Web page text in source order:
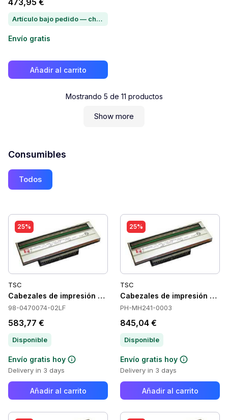
473,95 €
Artículo bajo pedido — chatea para conocer el plazo de entrega
Envío gratis
Añadir al carrito
Mostrando 5 de 11 productos
Show more
Consumibles
Todos
25%
TSC
Cabezales de impresión TSC 98-0470074-02LF
98-0470074-02LF
583,77 €
Disponible
Envío gratis hoy
Delivery in 3 days
Añadir al carrito
25%
TSC
Cabezales de impresión
PH-MH241-0003
845,04 €
Disponible
Envío gratis hoy
Delivery in 3 days
Añadir al carrito